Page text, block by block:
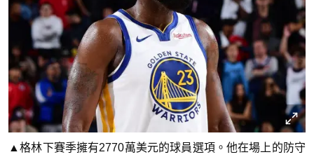
▲格林下賽季擁有2770萬美元的球員選項。他在場上的防守